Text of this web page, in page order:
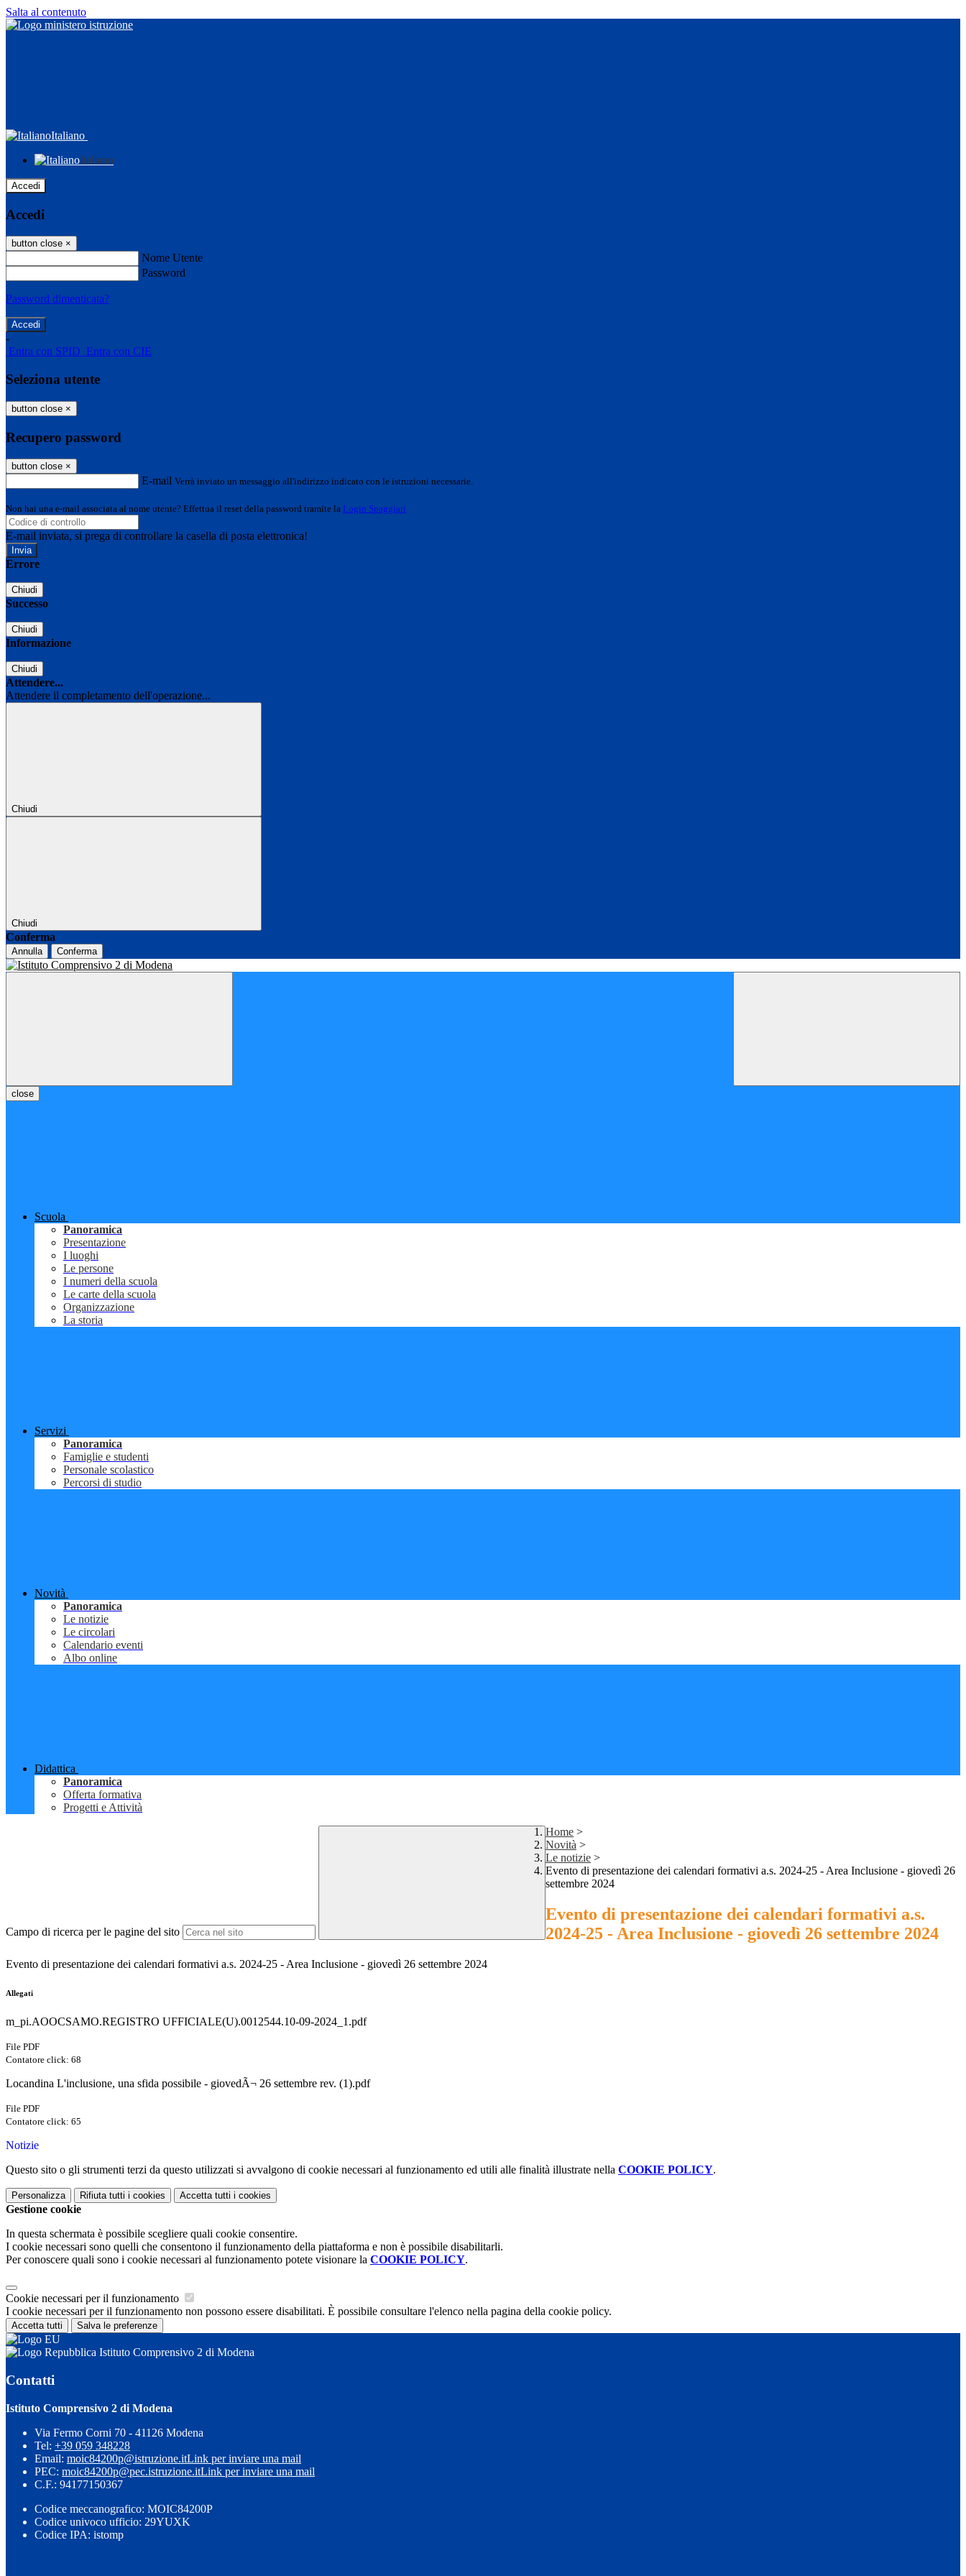
Salta al contenuto
Italiano
Italiano
Accedi
Accedi
button close ×
Nome Utente
Password
Password dimenticata?
-
Entra con SPID Entra con CIE
Seleziona utente
button close ×
Recupero password
button close ×
E-mail Verrà inviato un messaggio all'indirizzo indicato con le istruzioni necessarie.
Non hai una e-mail associata al nome utente? Effettua il reset della password tramite la Login Spaggiari
E-mail inviata, si prega di controllare la casella di posta elettronica!
Errore
Chiudi
Successo
Chiudi
Informazione
Chiudi
Attendere...
Attendere il completamento dell'operazione...
Chiudi
Chiudi
Conferma
Annulla Conferma
close
Scuola
Panoramica
Presentazione
I luoghi
Le persone
I numeri della scuola
Le carte della scuola
Organizzazione
La storia
Servizi
Panoramica
Famiglie e studenti
Personale scolastico
Percorsi di studio
Novità
Panoramica
Le notizie
Le circolari
Calendario eventi
Albo online
Didattica
Panoramica
Offerta formativa
Progetti e Attività
Campo di ricerca per le pagine del sito
Home >
Novità >
Le notizie >
Evento di presentazione dei calendari formativi a.s. 2024-25 - Area Inclusione - giovedì 26
settembre 2024
Evento di presentazione dei calendari formativi a.s.
2024-25 - Area Inclusione - giovedì 26 settembre 2024
Evento di presentazione dei calendari formativi a.s. 2024-25 - Area Inclusione - giovedì 26 settembre 2024
Allegati
m_pi.AOOCSAMO.REGISTRO UFFICIALE(U).0012544.10-09-2024_1.pdf
File PDF
Contatore click: 68
Locandina L'inclusione, una sfida possibile - giovedÃ¬ 26 settembre rev. (1).pdf
File PDF
Contatore click: 65
Notizie
Questo sito o gli strumenti terzi da questo utilizzati si avvalgono di cookie necessari al funzionamento ed utili alle finalità illustrate nella COOKIE POLICY.
Personalizza Rifiuta tutti i cookies Accetta tutti i cookies
Gestione cookie
In questa schermata è possibile scegliere quali cookie consentire.
I cookie necessari sono quelli che consentono il funzionamento della piattaforma e non è possibile disabilitarli.
Per conoscere quali sono i cookie necessari al funzionamento potete visionare la COOKIE POLICY.
Cookie necessari per il funzionamento
I cookie necessari per il funzionamento non possono essere disabilitati. È possibile consultare l'elenco nella pagina della cookie policy.
Accetta tutti Salva le preferenze
Istituto Comprensivo 2 di Modena
Contatti
Istituto Comprensivo 2 di Modena
Via Fermo Corni 70 - 41126 Modena
Tel: +39 059 348228
Email: moic84200p@istruzione.itLink per inviare una mail
PEC: moic84200p@pec.istruzione.itLink per inviare una mail
C.F.: 94177150367
Codice meccanografico: MOIC84200P
Codice univoco ufficio: 29YUXK
Codice IPA: istomp